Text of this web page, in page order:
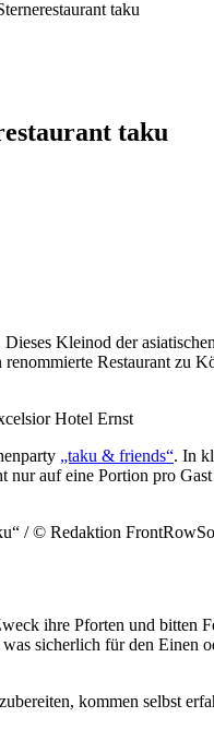
taku
taku
Kleinod der
Restaurant zu
Hotel Ernst
„taku & friends“. In
auf eine Portion pro
/ © Redaktion
ihre Pforten und bitten
sicherlich für den
kommen selbst